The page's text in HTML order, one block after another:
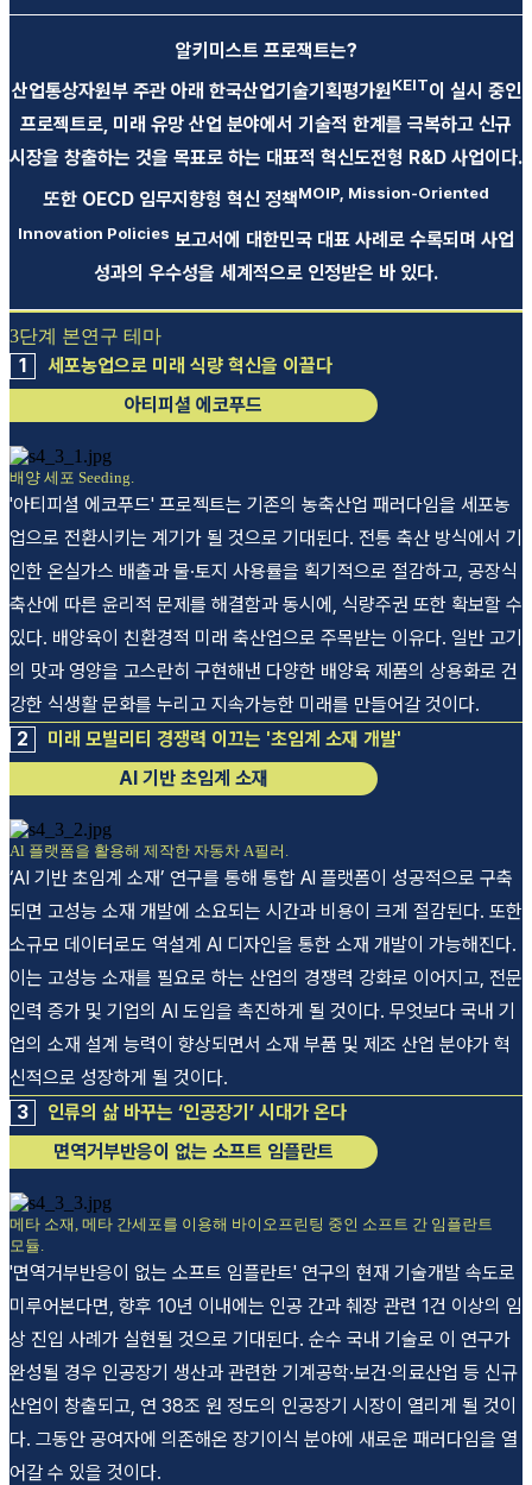
알키미스트 프로잭트는?
산업통상자원부 주관 아래 한국산업기술기획평가원KEIT이 실시 중인
프로젝트로, 미래 유망 산업 분야에서 기술적 한계를 극복하고 신규
시장을 창출하는 것을 목표로 하는 대표적 혁신도전형 R&D 사업이다.
또한 OECD 임무지향형 혁신 정책MOIP, Mission-Oriented
Innovation Policies 보고서에 대한민국 대표 사례로 수록되며 사업
성과의 우수성을 세계적으로 인정받은 바 있다.
3단계 본연구 테마
1
세포농업으로 미래 식량 혁신을 이끌다
아티피셜 에코푸드
배양 세포 Seeding.
'아티피셜 에코푸드' 프로젝트는 기존의 농축산업 패러다임을 세포농
업으로 전환시키는 계기가 될 것으로 기대된다. 전통 축산 방식에서 기
인한 온실가스 배출과 물·토지 사용률을 획기적으로 절감하고, 공장식
축산에 따른 윤리적 문제를 해결함과 동시에, 식량주권 또한 확보할 수
있다. 배양육이 친환경적 미래 축산업으로 주목받는 이유다. 일반 고기
의 맛과 영양을 고스란히 구현해낸 다양한 배양육 제품의 상용화로 건
강한 식생활 문화를 누리고 지속가능한 미래를 만들어갈 것이다.
2
미래 모빌리티 경쟁력 이끄는 '초임계 소재 개발'
AI 기반 초임계 소재
Al 플랫폼을 활용해 제작한 자동차 A필러.
‘AI 기반 초임계 소재’ 연구를 통해 통합 Al 플랫폼이 성공적으로 구축
되면 고성능 소재 개발에 소요되는 시간과 비용이 크게 절감된다. 또한
소규모 데이터로도 역설계 Al 디자인을 통한 소재 개발이 가능해진다.
이는 고성능 소재를 필요로 하는 산업의 경쟁력 강화로 이어지고, 전문
인력 증가 및 기업의 AI 도입을 촉진하게 될 것이다. 무엇보다 국내 기
업의 소재 설계 능력이 향상되면서 소재 부품 및 제조 산업 분야가 혁
신적으로 성장하게 될 것이다.
3
인류의 삶 바꾸는 ‘인공장기’ 시대가 온다
면역거부반응이 없는 소프트 임플란트
메타 소재, 메타 간세포를 이용해 바이오프린팅 중인 소프트 간 임플란트
모듈.
'면역거부반응이 없는 소프트 임플란트' 연구의 현재 기술개발 속도로
미루어본다면, 향후 10년 이내에는 인공 간과 췌장 관련 1건 이상의 임
상 진입 사례가 실현될 것으로 기대된다. 순수 국내 기술로 이 연구가
완성될 경우 인공장기 생산과 관련한 기계공학·보건·의료산업 등 신규
산업이 창출되고, 연 38조 원 정도의 인공장기 시장이 열리게 될 것이
다. 그동안 공여자에 의존해온 장기이식 분야에 새로운 패러다임을 열
어갈 수 있을 것이다.